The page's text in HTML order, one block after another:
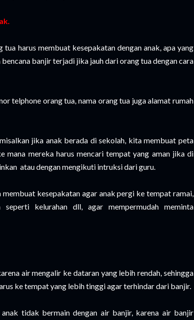
harus membuat kesepakatan dengan anak, apa yang
banjir terjadi jika jauh dari orang tua dengan cara
telphone orang tua, nama orang tua juga alamat rumah
jika anak berada di sekolah, kita membuat peta
mereka harus mencari tempat yang aman jika di
atau dengan mengikuti intruksi dari guru.
kesepakatan agar anak pergi ke tempat ramai,
kelurahan dll, agar mempermudah meminta
air mengalir ke dataran yang lebih rendah, sehingga
ke tempat yang lebih tinggi agar terhindar dari banjir.
tidak bermain dengan air banjir, karena air banjir